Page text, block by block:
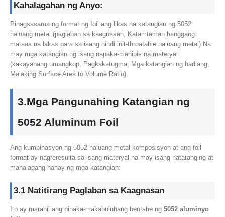
Kahalagahan ng Anyo:
Pinagsasama ng format ng foil ang likas na katangian ng 5052
haluang metal (paglaban sa kaagnasan, Katamtaman hanggang
mataas na lakas para sa isang hindi init-throatable haluang metal) Na
may mga katangian ng isang napaka-manipis na materyal
(kakayahang umangkop, Pagkakatugma, Mga katangian ng hadlang,
Malaking Surface Area to Volume Ratio).
3.Mga Pangunahing Katangian ng
5052 Aluminum Foil
Ang kumbinasyon ng 5052 haluang metal komposisyon at ang foil
format ay nagreresulta sa isang materyal na may isang natatanging at
mahalagang hanay ng mga katangian:
3.1 Natitirang Paglaban sa Kaagnasan
Ito ay marahil ang pinaka-makabuluhang bentahe ng 5052 aluminyo